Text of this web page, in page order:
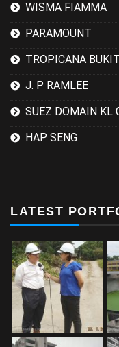
WISMA FIAMMA
PARAMOUNT
TROPICANA
J. P RAMLEE
SUEZ DOMAIN KL
HAP SENG
LATEST